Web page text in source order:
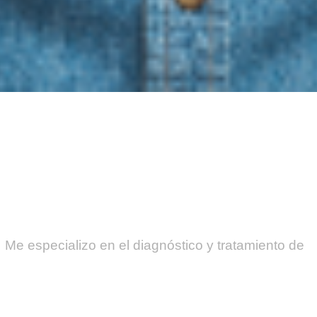
en el diagnóstico y tratamiento de